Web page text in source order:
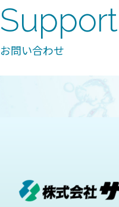
Support
お問い合わせ